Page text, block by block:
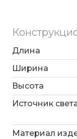
Длина
Ширина
Высота
Источник
Материал